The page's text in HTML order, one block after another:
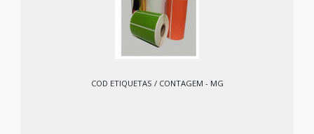
COD ETIQUETAS / CONTAGEM - MG